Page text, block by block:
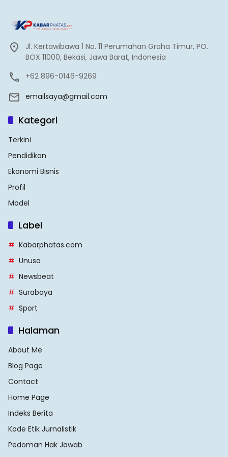
Jl. Kertawibawa 1 No. 11 Perumahan Graha Timur, PO.
BOX 11000, Bekasi, Jawa Barat, Indonesia
+62 896-0146-9269
emailsaya@gmail.com
Kategori
Terkini
Pendidikan
Ekonomi Bisnis
Profil
Model
Label
Kabarphatas.com
Unusa
Newsbeat
Surabaya
Sport
Halaman
About Me
Blog Page
Contact
Home Page
Indeks Berita
Kode Etik Jurnalistik
Pedoman Hak Jawab